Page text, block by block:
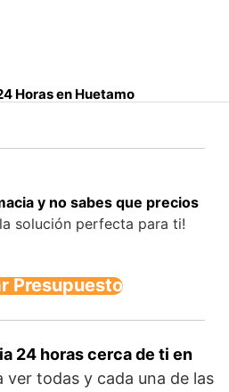
Horas en Huetamo
y no sabes que precios
solución perfecta para ti!
Presupuesto
24 horas cerca de ti en
ver todas y cada una de las